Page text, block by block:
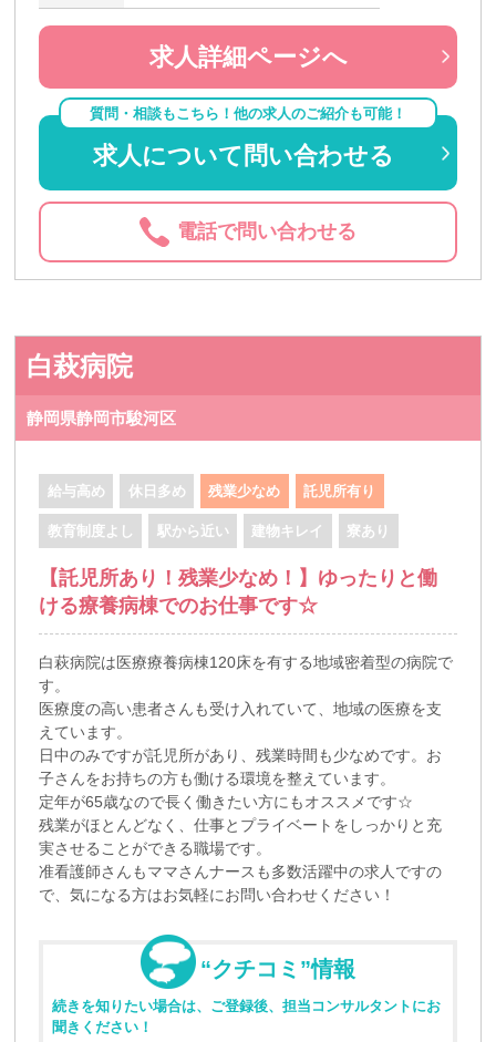
求人詳細ページへ
質問・相談もこちら！他の求人のご紹介も可能！
求人について問い合わせる
電話で問い合わせる
白萩病院
静岡県静岡市駿河区
給与高め 休日多め 残業少なめ 託児所有り
教育制度よし 駅から近い 建物キレイ 寮あり
【託児所あり！残業少なめ！】ゆったりと働
ける療養病棟でのお仕事です☆
白萩病院は医療療養病棟120床を有する地域密着型の病院で
す。
医療度の高い患者さんも受け入れていて、地域の医療を支
えています。
日中のみですが託児所があり、残業時間も少なめです。お
子さんをお持ちの方も働ける環境を整えています。
定年が65歳なので長く働きたい方にもオススメです☆
残業がほとんどなく、仕事とプライベートをしっかりと充
実させることができる職場です。
准看護師さんもママさんナースも多数活躍中の求人ですの
で、気になる方はお気軽にお問い合わせください！
“クチコミ”情報
続きを知りたい場合は、ご登録後、担当コンサルタントにお
聞きください！